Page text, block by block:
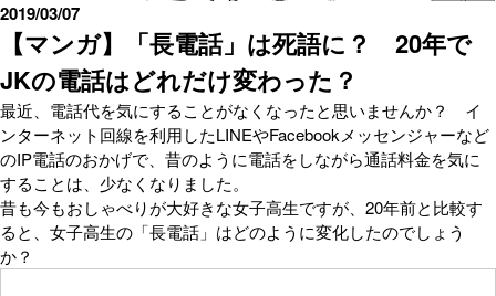
【マンガ】「長電話」は死語に？ 20年で
JKの電話はどれだけ変わった？
2019/03/07
最近、電話代を気にすることがなくなったと思いませんか？ イ
ンターネット回線を利用したLINEやFacebookメッセンジャーなど
のIP電話のおかげで、昔のように電話をしながら通話料金を気に
することは、少なくなりました。
昔も今もおしゃべりが大好きな女子高生ですが、20年前と比較す
ると、女子高生の「長電話」はどのように変化したのでしょう
か？